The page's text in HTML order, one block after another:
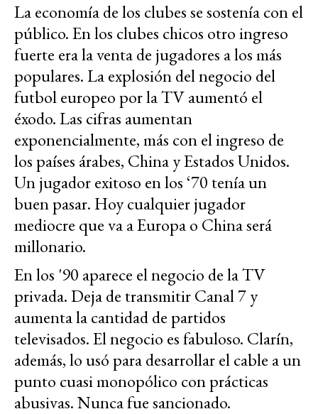
La economía de los clubes se sostenía con el
público. En los clubes chicos otro ingreso
fuerte era la venta de jugadores a los más
populares. La explosión del negocio del
futbol europeo por la TV aumentó el
éxodo. Las cifras aumentan
exponencialmente, más con el ingreso de
los países árabes, China y Estados Unidos.
Un jugador exitoso en los ‘70 tenía un
buen pasar. Hoy cualquier jugador
mediocre que va a Europa o China será
millonario.
En los '90 aparece el negocio de la TV
privada. Deja de transmitir Canal 7 y
aumenta la cantidad de partidos
televisados. El negocio es fabuloso. Clarín,
además, lo usó para desarrollar el cable a un
punto cuasi monopólico con prácticas
abusivas. Nunca fue sancionado.